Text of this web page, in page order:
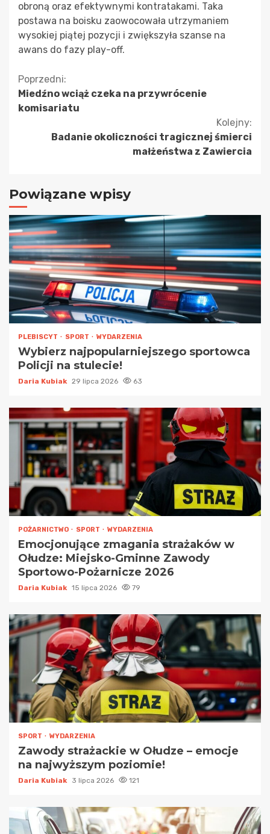
obroną oraz efektywnymi kontratakami. Taka
postawa na boisku zaowocowała utrzymaniem
wysokiej piątej pozycji i zwiększyła szanse na
awans do fazy play-off.
Kontynuuj
czytanie
Poprzedni:
Miedźno wciąż czeka na przywrócenie
komisariatu
Kolejny:
Badanie okoliczności tragicznej śmierci
małżeństwa z Zawiercia
Powiązane wpisy
PLEBISCYT SPORT WYDARZENIA
Wybierz najpopularniejszego sportowca
Policji na stulecie!
Daria Kubiak 29 lipca 2026 63
POŻARNICTWO SPORT WYDARZENIA
Emocjonujące zmagania strażaków w
Ołudze: Miejsko-Gminne Zawody
Sportowo-Pożarnicze 2026
Daria Kubiak 15 lipca 2026 79
SPORT WYDARZENIA
Zawody strażackie w Ołudze – emocje
na najwyższym poziomie!
Daria Kubiak 3 lipca 2026 121